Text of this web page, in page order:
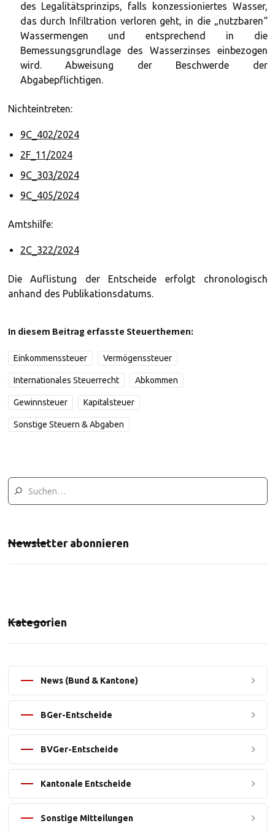
des Legalitätsprinzips, falls konzessioniertes Wasser,
das durch Infiltration verloren geht, in die „nutzbaren“
Wassermengen und entsprechend in die
Bemessungsgrundlage des Wasserzinses einbezogen
wird. Abweisung der Beschwerde der
Abgabepflichtigen.
Nichteintreten:
9C_402/2024
2F_11/2024
9C_303/2024
9C_405/2024
Amtshilfe:
2C_322/2024
Die Auflistung der Entscheide erfolgt chronologisch
anhand des Publikationsdatums.
In diesem Beitrag erfasste Steuerthemen:
Einkommenssteuer Vermögenssteuer
Internationales Steuerrecht Abkommen
Gewinnsteuer Kapitalsteuer
Sonstige Steuern & Abgaben
Newsletter abonnieren
Kategorien
News (Bund & Kantone)
BGer-Entscheide
BVGer-Entscheide
Kantonale Entscheide
Sonstige Mitteilungen